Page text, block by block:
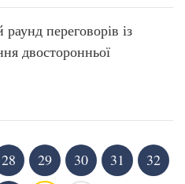
переговорів із
двосторонньої
28 29 30 31
32